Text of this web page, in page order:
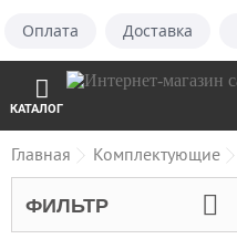
Оплата Доставка
КАТАЛОГ
Главная Комплектующие
ФИЛЬТР